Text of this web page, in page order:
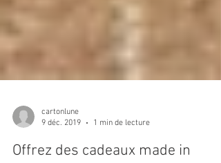
cartonlune